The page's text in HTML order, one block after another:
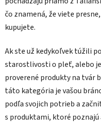
čo znamená, že viete
kupujete.
Ak ste už kedykoľvek túžili
starostlivosti o pleť, alebo
proverené produkty na tvár
táto kategória je vašou
podľa svojich potrieb a
s produktami, ktoré poznajú